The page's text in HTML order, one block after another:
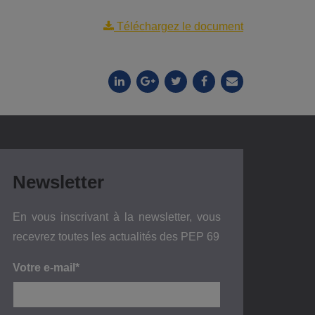
Téléchargez le document
Newsletter
En vous inscrivant à la newsletter, vous
recevrez toutes les actualités des PEP 69
Votre e-mail*